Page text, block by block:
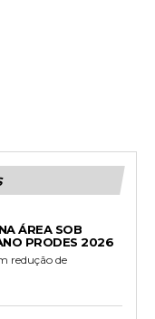
ÁREA SOB
PRODES 2026
redução de